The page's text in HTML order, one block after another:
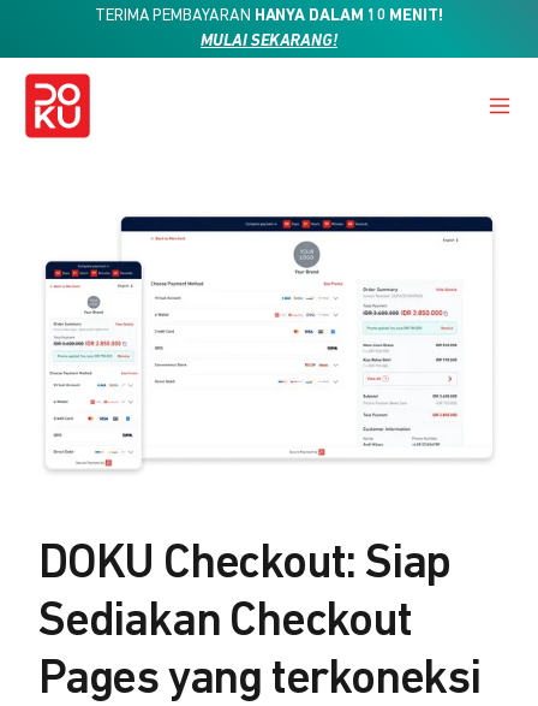
TERIMA PEMBAYARAN HANYA DALAM 10 MENIT!
MULAI SEKARANG!
DOKU Checkout: Siap
Sediakan Checkout
Pages yang terkoneksi